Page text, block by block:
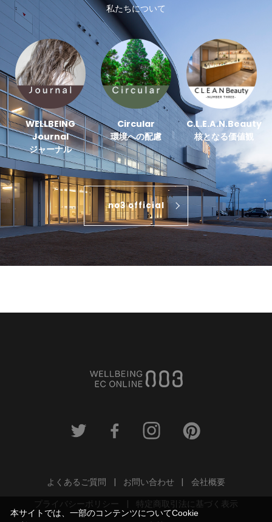
私たちについて
WELLBEING
Journal
ジャーナル
Circular
環境への配慮
C.L.E.A.N.Beauty
核となる価値観
no3 official
よくあるご質問 お問い合わせ
会社概要
プライバシーポリシー
特定商取引法に基づく表示
本サイトでは、一部のコンテンツについてCookie